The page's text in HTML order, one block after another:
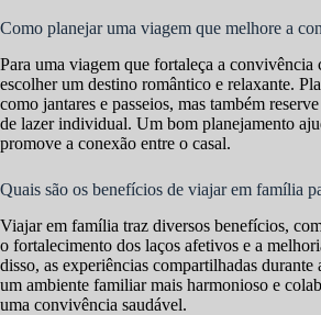
Como planejar uma viagem que melhore a
Para uma viagem que fortaleça a convivência
escolher um destino romântico e relaxante.
como jantares e passeios, mas também
de lazer individual. Um bom planejamento
promove a conexão entre o casal.
Quais são os benefícios de viajar em família
Viajar em família traz diversos benefícios,
o fortalecimento dos laços afetivos e a
disso, as experiências compartilhadas
um ambiente familiar mais harmonioso e
uma convivência saudável.